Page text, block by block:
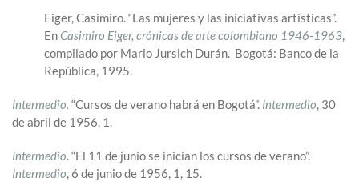
Eiger, Casimiro. “Las mujeres y las iniciativas artísticas”.
EnCasimiro Eiger, crónicas de arte colombiano 1946-1963,
compilado por Mario Jursich Durán. Bogotá: Banco de la
República, 1995.
Intermedio. “Cursos de verano habrá en Bogotá”. Intermedio, 30
de abril de 1956, 1.
Intermedio. “El 11 de junio se inician los cursos de verano”.
Intermedio, 6 de junio de 1956, 1, 15.